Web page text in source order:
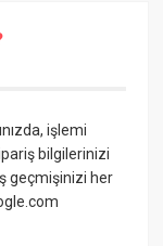
işlemi
bilgilerinizi
geçmişinizi her